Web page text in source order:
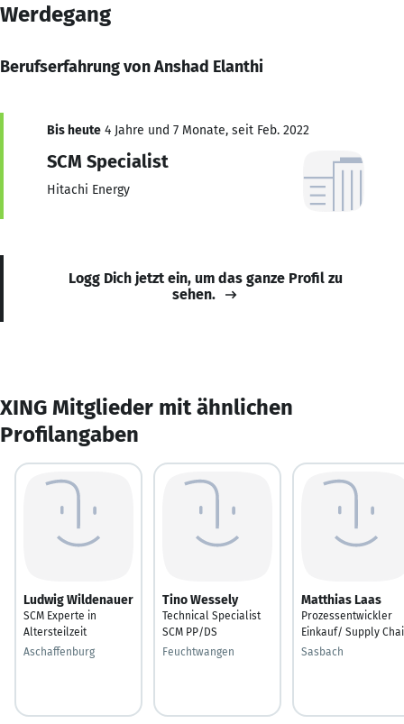
Werdegang
Berufserfahrung von Anshad Elanthi
Bis heute 4 Jahre und 7 Monate, seit Feb. 2022
SCM Specialist
Hitachi Energy
Logg Dich jetzt ein, um das ganze Profil zu
sehen.
XING Mitglieder mit ähnlichen
Profilangaben
Ludwig Wildenauer
SCM Experte in
Altersteilzeit
Aschaffenburg
Tino Wessely
Technical Specialist
SCM PP/DS
Feuchtwangen
Matthias Laas
Prozessentwickler
Einkauf/ Supply
Sasbach